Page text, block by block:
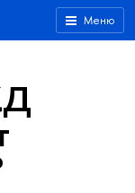
Меню